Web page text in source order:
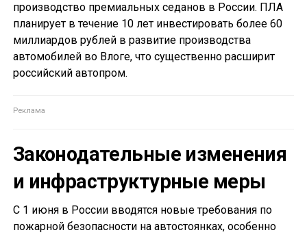
производство премиальных седанов в России. ПЛА
планирует в течение 10 лет инвестировать более 60
миллиардов рублей в развитие производства
автомобилей во Влоге, что существенно расширит
российский автопром.
Законодательные изменения
и инфраструктурные меры
С 1 июня в России вводятся новые требования по
пожарной безопасности на автостоянках, особенно